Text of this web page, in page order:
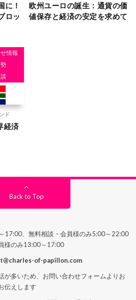
に！
ロッ
欧州ユーロの誕生：通貨の価
値保存と経済の安定を求めて
情報
ド
経済
Back to Top
17:00、無料相談・会員様のみ5:00～22:00
様のみ13:00～17:00
of-papillon.com
が多いため、お問い合わせフォームよりお
伝えします